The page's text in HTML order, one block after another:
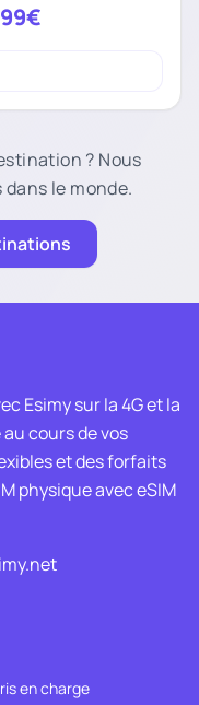
? Nous
dans le monde.
Esimy sur la 4G et la
cours de vos
et des forfaits
physique avec eSIM
en charge